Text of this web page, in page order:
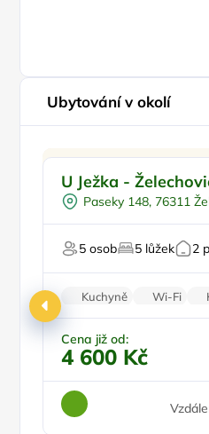
Ubytování v okolí
Na samotě
V lese
Pro milovníky přírody
Pro majitele mazlíčků
U Ježka -
Paseky 148, 76311
5 osob 5 lůžek 2
Kuchyně Wi-Fi
Parkování zdarma
Cena již od:
4 600 Kč